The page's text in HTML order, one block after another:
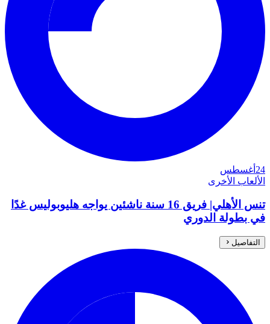
24 أغسطس
الألعاب الأخرى
تنس الأهلي| فريق 16 سنة ناشئين يواجه هليوبوليس غدًا
في بطولة الدوري
التفاصيل